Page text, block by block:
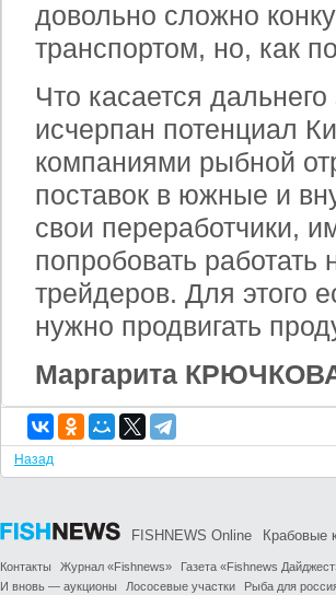
довольно сложно
транспортом, но, как
Что касается
исчерпан потенциал
компаниями рыбной
поставок в южные и
свои переработчики,
попробовать
трейдеров. Для этого
нужно продвигать
Маргарита
Назад
FISHNEWS Online Крабовые
Контакты Журнал «Fishnews» Газета «Fishnews
И вновь — аукционы
Лососевые участки Рыба для